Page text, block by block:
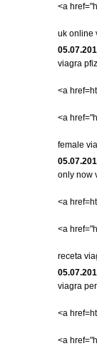
<a
uk online
viagra
<a
<a
female
only now
<a
<a
receta
viagra
<a
<a